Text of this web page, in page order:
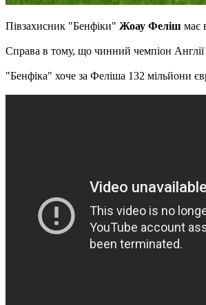
Півзахисник "Бенфіки" Жоау Феліш має
Справа в тому, що чинний чемпіон Англії
"Бенфіка" хоче за Феліша 132 мільйони